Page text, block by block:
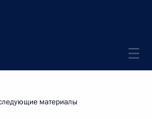
материалы